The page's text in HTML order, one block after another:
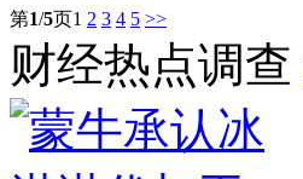
第1/5页1 2 3 4 5 >>
财经热点调查